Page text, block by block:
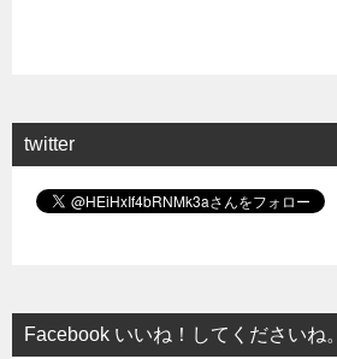
twitter
Facebook いいね！してくださいね。